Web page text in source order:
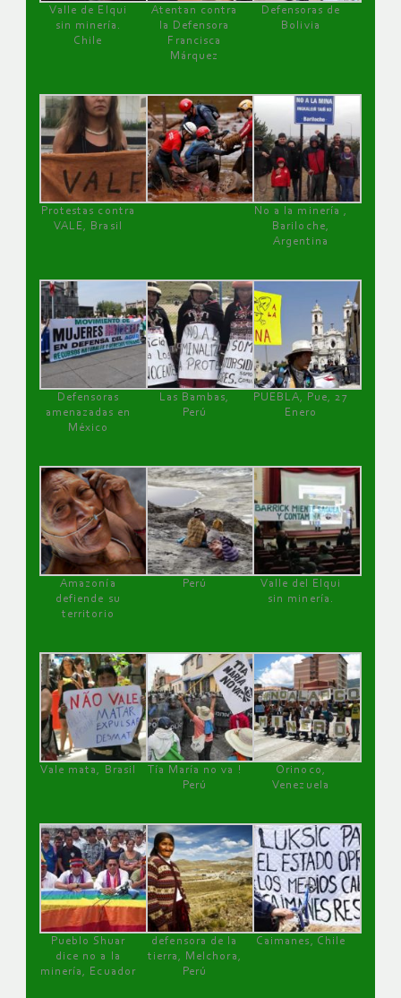
Valle de Elqui
sin minería.
Chile
Atentan contra
la Defensora
Francisca
Márquez
Defensoras de
Bolivia
Protestas contra
VALE, Brasil
No a la minería ,
Bariloche,
Argentina
Defensoras
amenazadas en
México
Las Bambas,
Perú
PUEBLA, Pue, 27
Enero
Amazonía
defiende su
territorio
Perú
Valle del Elqui
sin minería.
Vale mata, Brasil
Tía María no va !
Perú
Orinoco,
Venezuela
Pueblo Shuar
dice no a la
minería, Ecuador
defensora de la
tierra, Melchora,
Perú
Caimanes, Chile